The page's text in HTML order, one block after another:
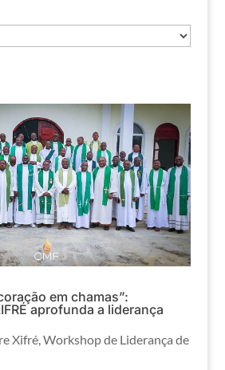
em chamas”:
aprofunda a liderança
Xifré,Workshop de Liderança de